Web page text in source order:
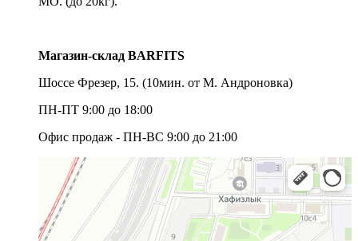
Магазин-склад BARFITS
Шоссе Фрезер, 15. (10мин. от М. Андроновка)
ПН-ПТ 9:00 до 18:00
Офис продаж - ПН-ВС 9:00 до 21:00